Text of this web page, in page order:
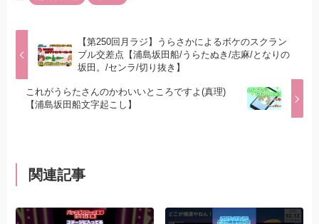
【第250回月ラジ】うらさかによるボケのスクラン
ブル交差点【浦島坂田船/うらたぬき/志麻/となりの
坂田。/センラ/切り抜き】
これがうらたさんのかわいいところですよ(真理)
【浦島坂田船文字起こし】
関連記事